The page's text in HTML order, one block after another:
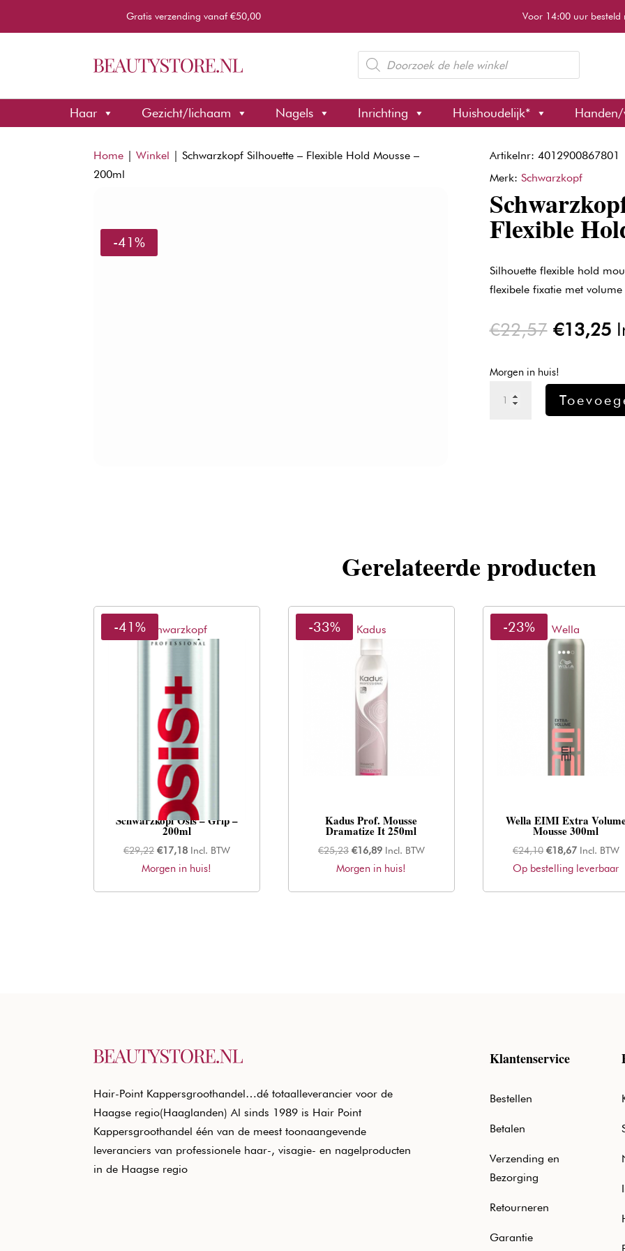
Gratis verzending vanaf €50,00 Voor 14:00 uur besteld
Producten
zoeken
Haar Gezicht/lichaam Nagels Inrichting Huishoudelijk* Handen/
Home |Winkel |Schwarzkopf Silhouette – Flexible Hold Mousse –
200ml
-41%
Artikelnr: 4012900867801
Merk: Schwarzkopf
Flexible
Silhouette flexible hold
flexibele fixatie met
€22,57
was:
€22,57.
€13,25
Morgen in huis!
Schwarzkopf
Silhouette
Gerelateerde producten
Schwarzkopf
-41%
Schwarzkopf Osis – Grip –
200ml
€29,22 Oorspronkelijke
prijs
€17,18Huidige
prijs
Incl. BTW
Morgen in huis!
Kadus
-33%
Kadus Prof. Mousse
Dramatize It 250ml
€25,23 Oorspronkelijke
prijs
€16,89Huidige
prijs
Incl. BTW
Morgen in huis!
Wella
-23%
Wella EIMI Extra
Mousse 300ml
€24,10 Oorspronkelijke
prijs
€18,67Huidige
prijs
Incl. BTW
Op bestelling leverbaar
Hair-Point Kappersgroothandel…dé totaalleverancier voor de
Haagse regio(Haaglanden) Al sinds 1989 is Hair Point
Kappersgroothandel één van de meest toonaangevende
leveranciers van professionele haar-, visagie- en nagelproducten
in de Haagse regio
Klantenservice
Bestellen
Betalen
Verzending en
Bezorging
Retourneren
Garantie